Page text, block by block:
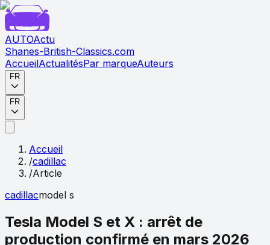
AUTOActu
Shanes-British-Classics.com
AccueilActualitésPar marqueAuteurs
FR
FR
Accueil
/cadillac
/Article
cadillacmodel s
Tesla Model S et X : arrêt de
production confirmé en mars 2026